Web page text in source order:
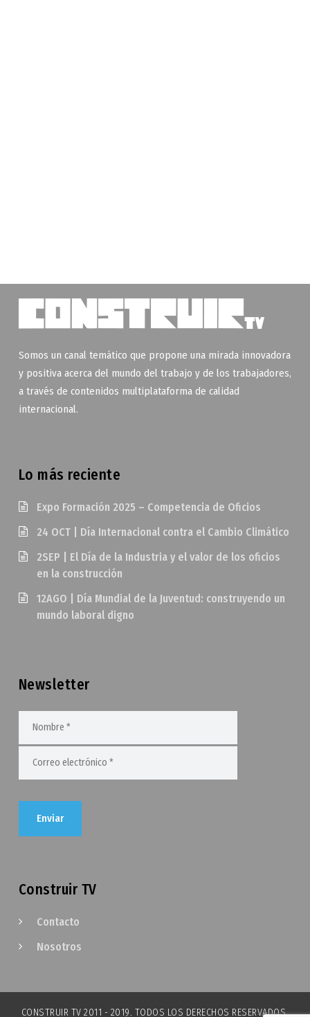
Somos un canal temático que propone una mirada innovadora
y positiva acerca del mundo del trabajo y de los trabajadores,
a través de contenidos multiplataforma de calidad
internacional.
Lo más reciente
Expo Formación 2025 – Competencia de Oficios
24 OCT | Día Internacional contra el Cambio Climático
2SEP | El Día de la Industria y el valor de los oficios
en la construcción
12AGO | Día Mundial de la Juventud: construyendo un
mundo laboral digno
Newsletter
Construir TV
Contacto
Nosotros
CONSTRUIR TV 2011 - 2019. TODOS LOS DERECHOS RESERVADOS.